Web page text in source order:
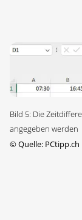
Bild 5: Die
angegeben werden
©Quelle: PCtipp.ch